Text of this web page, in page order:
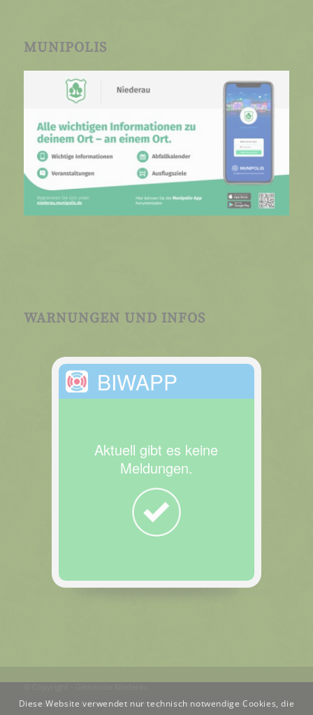
MUNIPOLIS
WARNUNGEN UND INFOS
BIWAPP
Aktuell gibt es keine
Meldungen.
Impressum
Datenschutzerklärung Kontakt Sitemap
Diese Website verwendet nur technisch notwendige Cookies, die